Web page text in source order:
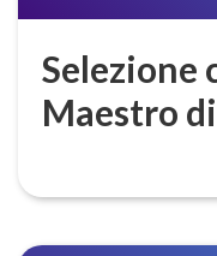
Selezione
Maestro